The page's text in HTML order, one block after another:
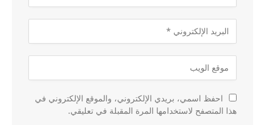
احفظ اسمي، بريدي الإلكتروني، والموقع الإلكتروني في
هذا المتصفح لاستخدامها المرة المقبلة في تعليقي.